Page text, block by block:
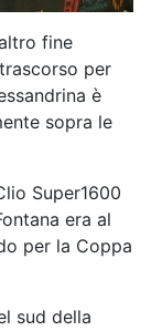
fine
per
è
sopra le
Super1600
era al
per la Coppa
sud della